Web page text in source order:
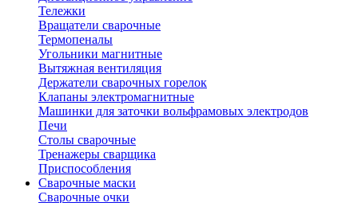
Тележки
Вращатели сварочные
Термопеналы
Угольники магнитные
Вытяжная вентиляция
Держатели сварочных горелок
Клапаны электромагнитные
Машинки для заточки вольфрамовых электродов
Печи
Столы сварочные
Тренажеры сварщика
Приспособления
Сварочные маски
Сварочные очки